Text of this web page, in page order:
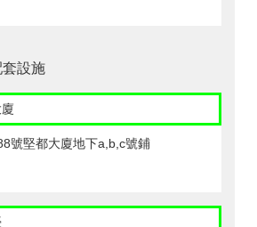
設施
號堅都大廈地下a,b,c號鋪